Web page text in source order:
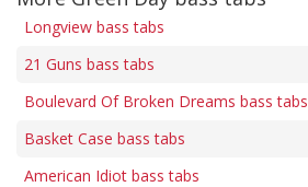
Longview bass tabs
21 Guns bass tabs
Boulevard Of Broken Dreams bass tabs
Basket Case bass tabs
American Idiot bass tabs